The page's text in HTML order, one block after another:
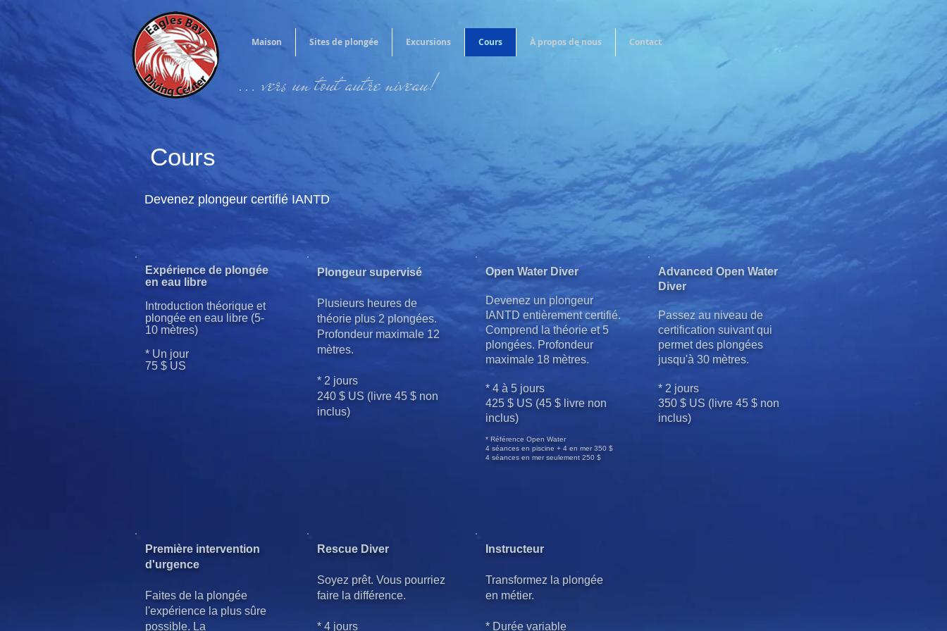
Maison Sites de plongée Excursions Cours À propos de nous Contact
... vers un tout autre niveau!
Cours
Devenez plongeur certifié IANTD
Expérience de plongée
en eau libre
Introduction théorique et
plongée en eau libre (5-
10 mètres)
* Un jour
75 $ US
Plongeur supervisé
Plusieurs heures de
théorie plus 2 plongées.
Profondeur maximale 12
mètres.
* 2 jours
240 $ US (livre 45 $ non
inclus)
Open Water Diver
Devenez un plongeur
IANTD entièrement certifié.
Comprend la théorie et 5
plongées. Profondeur
maximale 18 mètres.
* 4 à 5 jours
425 $ US (45 $ livre non
inclus)
* Référence Open Water
4 séances en piscine + 4 en mer 350 $
4 séances en mer seulement 250 $
Advanced Open Water
Diver
Passez au niveau de
certification suivant qui
permet des plongées
jusqu'à 30 mètres.
* 2 jours
350 $ US (livre 45 $ non
inclus)
Première intervention
d'urgence
Faites de la plongée
l'expérience la plus sûre
possible. La
Rescue Diver
Soyez prêt. Vous pourriez
faire la différence.
* 4 jours
Instructeur
Transformez la plongée
en métier.
* Durée variable